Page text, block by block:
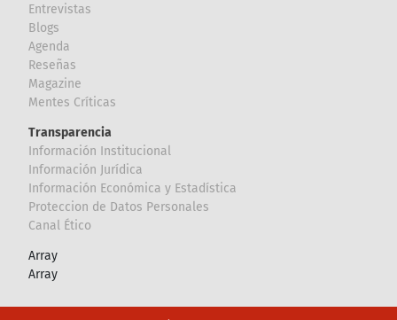
Entrevistas
Blogs
Agenda
Reseñas
Magazine
Mentes Críticas
Transparencia
Información Institucional
Información Jurídica
Información Económica y Estadística
Proteccion de Datos Personales
Canal Ético
Array
Array